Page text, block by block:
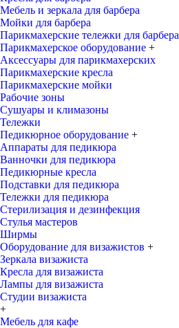
Мебель и зеркала для барбера
Мойки для барбера
Парикмахерские тележки для барбера
Парикмахерское оборудование +
Аксессуары для парикмахерских
Парикмахерские кресла
Парикмахерские мойки
Рабочие зоны
Сушуары и климазоны
Тележки
Педикюрное оборудование +
Аппараты для педикюра
Ванночки для педикюра
Педикюрные кресла
Подставки для педикюра
Тележки для педикюра
Стерилизация и дезинфекция
Стулья мастеров
Ширмы
Оборудование для визажистов +
Зеркала визажиста
Кресла для визажиста
Лампы для визажиста
Студии визажиста
+
Мебель для кафе